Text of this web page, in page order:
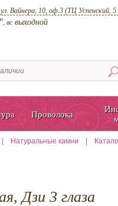
Вайнера, 10, оф.3 (ТЦ Успенский,
, всвыходной
Проволока
Натуральные камни
Дзи 3 глаза